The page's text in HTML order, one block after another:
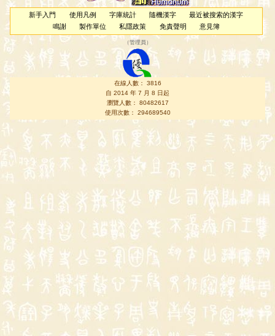
新手入門 使用凡例 字庫統計 隨機漢字
最近被搜索的漢字
鳴謝
製作單位 私隱政策 免責聲明 意見簿
（管理員 ）
在線人數： 3816
自 2014 年 7 月 8 日起
瀏覽人數： 80482617
使用次數： 294689540